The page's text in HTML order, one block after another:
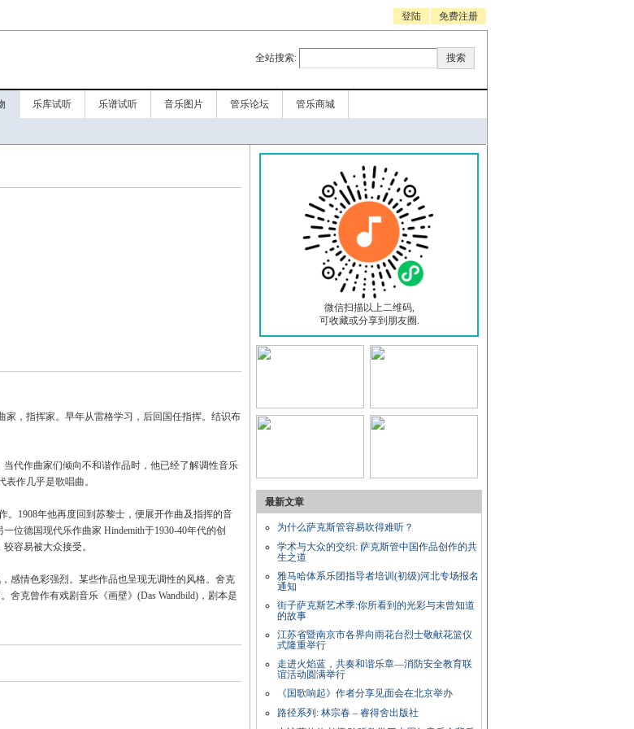
登陆 免费注册
全站搜索:
乐库试听 乐谱试听 音乐图片 管乐论坛 管乐商城
家，指挥家。早年从雷格学习，后回国任指挥。结识布
代作曲家们倾向不和谐作品时，他已经了解调性音乐
作几乎是歌唱曲。
。1908年他再度回到苏黎士，便展开作曲及指挥的音
位德国现代乐作曲家 Hindemith于1930-40年代的创
容易被大众接受。
感情色彩强烈。某些作品也呈现无调性的风格。舍克
克曾作有戏剧音乐《画壁》(Das Wandbild)，剧本是
微信扫描以上二维码,
可收藏或分享到朋友圈.
最新文章
为什么萨克斯管容易吹得难听？
学术与大众的交织: 萨克斯管中国作品创作的共
生之道
雅马哈体系乐团指导者培训(初级)河北专场报名
通知
街子萨克斯艺术季:你所看到的光彩与未曾知道
的故事
江苏省暨南京市各界向雨花台烈士敬献花篮仪
式隆重举行
走进火焰蓝，共奏和谐乐章—消防安全教育联
谊活动圆满举行
《国歌响起》作者分享见面会在北京举办
路径系列: 林宗春 – 睿得舍出版社